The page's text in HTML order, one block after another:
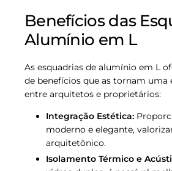
Benefícios das
Alumínio em L
As esquadrias de alumínio em L
de benefícios que as tornam uma
entre arquitetos e proprietários:
Integração Estética:
moderno e elegante,
arquitetônico.
Isolamento Térmico e